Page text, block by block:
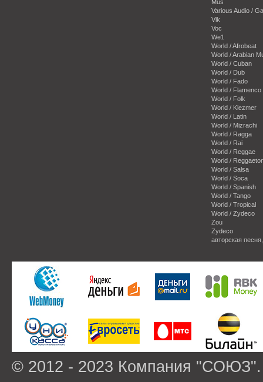
Mus
Various Audio /
Vik
Voc
We1
World / Afrobeat
World / Arabian
World / Cuban
World / Dub
World / Fado
World / Flamenco
World / Folk
World / Klezmer
World / Latin
World / Mizrachi
World / Ragga
World / Rai
World / Reggae
World /
World / Salsa
World / Soca
World / Spanish
World / Tango
World / Tropical
World / Zydeco
Zou
Zydeco
авторская
© 2012 - 2023 Компания